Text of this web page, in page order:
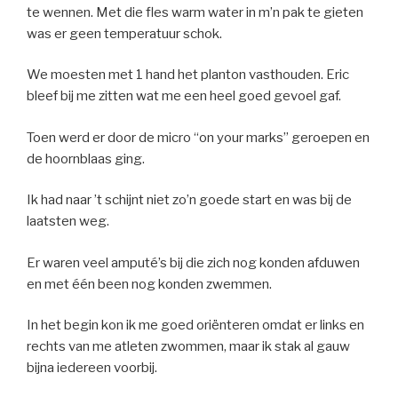
te wennen. Met die fles warm water in m’n pak te gieten
was er geen temperatuur schok.
We moesten met 1 hand het planton vasthouden. Eric
bleef bij me zitten wat me een heel goed gevoel gaf.
Toen werd er door de micro “on your marks” geroepen en
de hoornblaas ging.
Ik had naar ’t schijnt niet zo’n goede start en was bij de
laatsten weg.
Er waren veel amputé’s bij die zich nog konden afduwen
en met één been nog konden zwemmen.
In het begin kon ik me goed oriënteren omdat er links en
rechts van me atleten zwommen, maar ik stak al gauw
bijna iedereen voorbij.